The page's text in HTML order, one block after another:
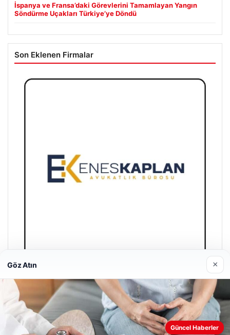
İspanya ve Fransa’daki Görevlerini Tamamlayan Yangın
Söndürme Uçakları Türkiye’ye Döndü
Son Eklenen Firmalar
Enes Kaplan Avukatlık Bürosu
28/04/2026
Göz Atın ×
Güncel Haberler